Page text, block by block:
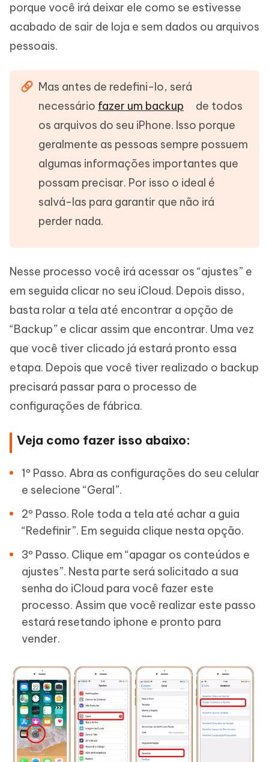
porque você irá deixar ele como se estivesse
acabado de sair de loja e sem dados ou arquivos
pessoais.
Mas antes de redefini-lo, será
necessário fazer um backup
de todos
os arquivos do seu iPhone. Isso porque
geralmente as pessoas sempre possuem
algumas informações importantes que
possam precisar. Por isso o ideal é
salvá-las para garantir que não irá
perder nada.
Nesse processo você irá acessar os “ajustes” e
em seguida clicar no seu iCloud. Depois disso,
basta rolar a tela até encontrar a opção de
“Backup” e clicar assim que encontrar. Uma vez
que você tiver clicado já estará pronto essa
etapa. Depois que você tiver realizado o backup
precisará passar para o processo de
configurações de fábrica.
Veja como fazer isso abaixo:
1º Passo. Abra as configurações do seu celular
e selecione “Geral”.
2º Passo. Role toda a tela até achar a guia
“Redefinir”. Em seguida clique nesta opção.
3º Passo. Clique em “apagar os conteúdos e
ajustes”. Nesta parte será solicitado a sua
senha do iCloud para você fazer este
processo. Assim que você realizar este passo
estará resetando iphone e pronto para
vender.